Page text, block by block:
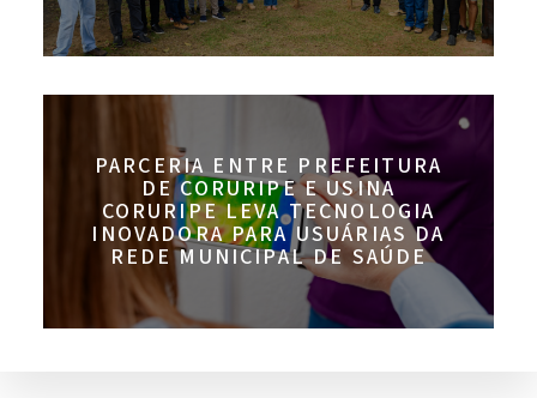
PARCERIA ENTRE PREFEITURA
DE CORURIPE E USINA
CORURIPE LEVA TECNOLOGIA
INOVADORA PARA USUÁRIAS DA
REDE MUNICIPAL DE SAÚDE